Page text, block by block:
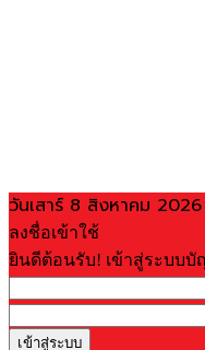
วันเสาร์ 8 สิงหาคม 2026
ลงชื่อเข้าใช้
ยินดีต้อนรับ! เข้าสู่ระบบ